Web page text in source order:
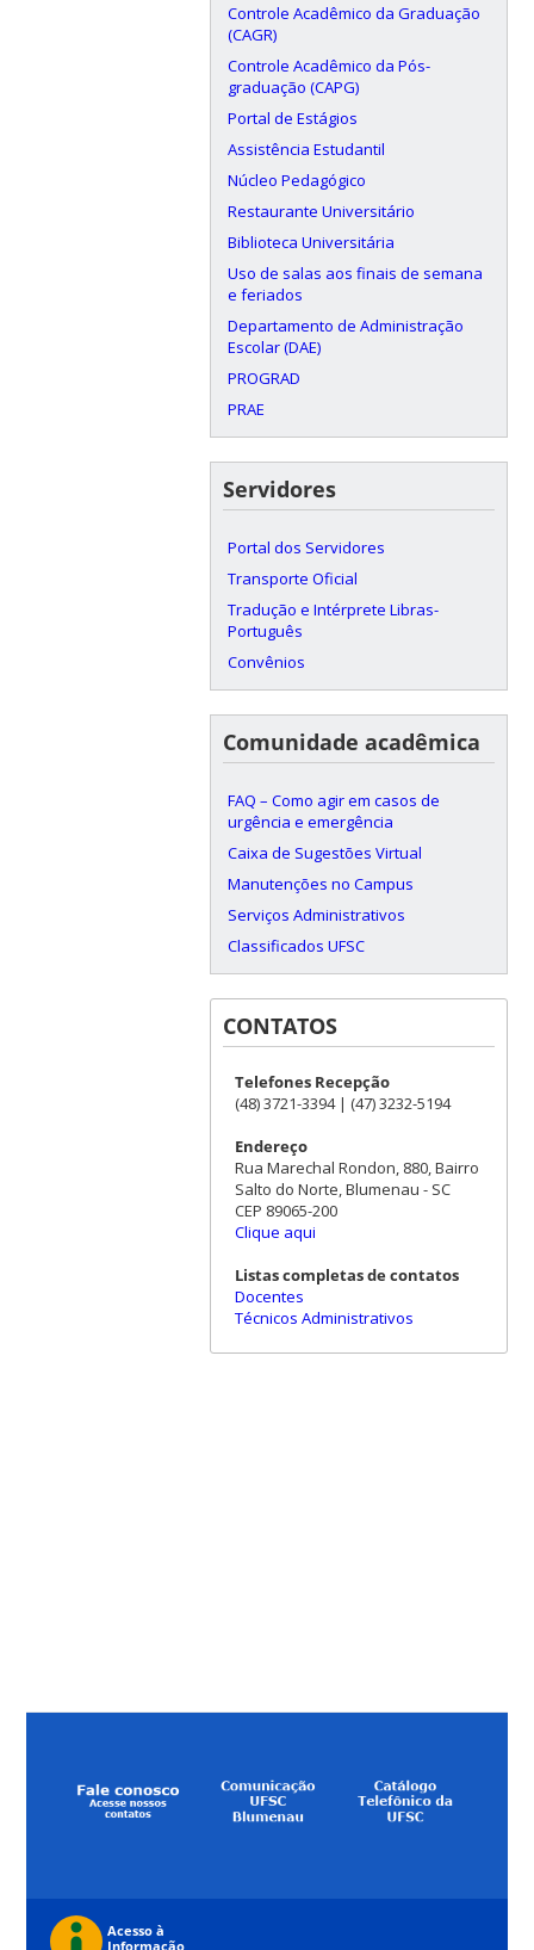
Controle Acadêmico da Graduação
(CAGR)
Controle Acadêmico da Pós-
graduação (CAPG)
Portal de Estágios
Assistência Estudantil
Núcleo Pedagógico
Restaurante Universitário
Biblioteca Universitária
Uso de salas aos finais de semana
e feriados
Departamento de Administração
Escolar (DAE)
PROGRAD
PRAE
Servidores
Portal dos Servidores
Transporte Oficial
Tradução e Intérprete Libras-
Português
Convênios
Comunidade acadêmica
FAQ – Como agir em casos de
urgência e emergência
Caixa de Sugestões Virtual
Manutenções no Campus
Serviços Administrativos
Classificados UFSC
CONTATOS
Telefones Recepção
(48) 3721-3394 | (47) 3232-5194
Endereço
Rua Marechal Rondon, 880, Bairro
Salto do Norte, Blumenau - SC
CEP 89065-200
Clique aqui
Listas completas de contatos
Docentes
Técnicos Administrativos